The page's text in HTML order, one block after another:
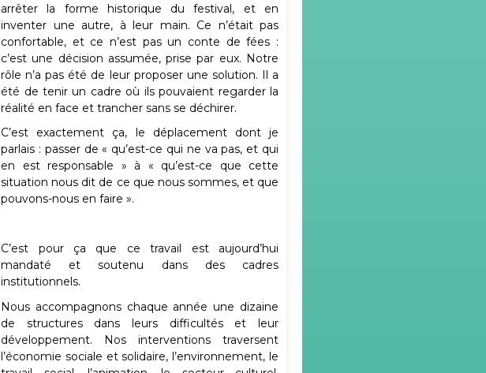
arrêter la forme historique du festival, et en
inventer une autre, à leur main. Ce n’était pas
confortable, et ce n’est pas un conte de fées :
c’est une décision assumée, prise par eux. Notre
rôle n’a pas été de leur proposer une solution. Il a
été de tenir un cadre où ils pouvaient regarder la
réalité en face et trancher sans se déchirer.
C’est exactement ça, le déplacement dont je
parlais : passer de « qu’est-ce qui ne va pas, et qui
en est responsable » à « qu’est-ce que cette
situation nous dit de ce que nous sommes, et que
pouvons-nous en faire ».
C’est pour ça que ce travail est aujourd’hui
mandaté et soutenu dans des cadres
institutionnels.
Nous accompagnons chaque année une dizaine
de structures dans leurs difficultés et leur
développement. Nos interventions traversent
l’économie sociale et solidaire, l’environnement, le